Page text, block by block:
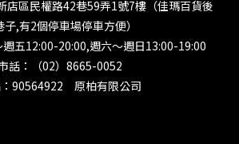
店區民權路42巷59弄1號7樓（佳瑪百貨後
子,有2個停車場停車方便）
五12:00-20:00,週六～週日13:00-19:00
話：（02）8665-0052
90564922 原柏有限公司